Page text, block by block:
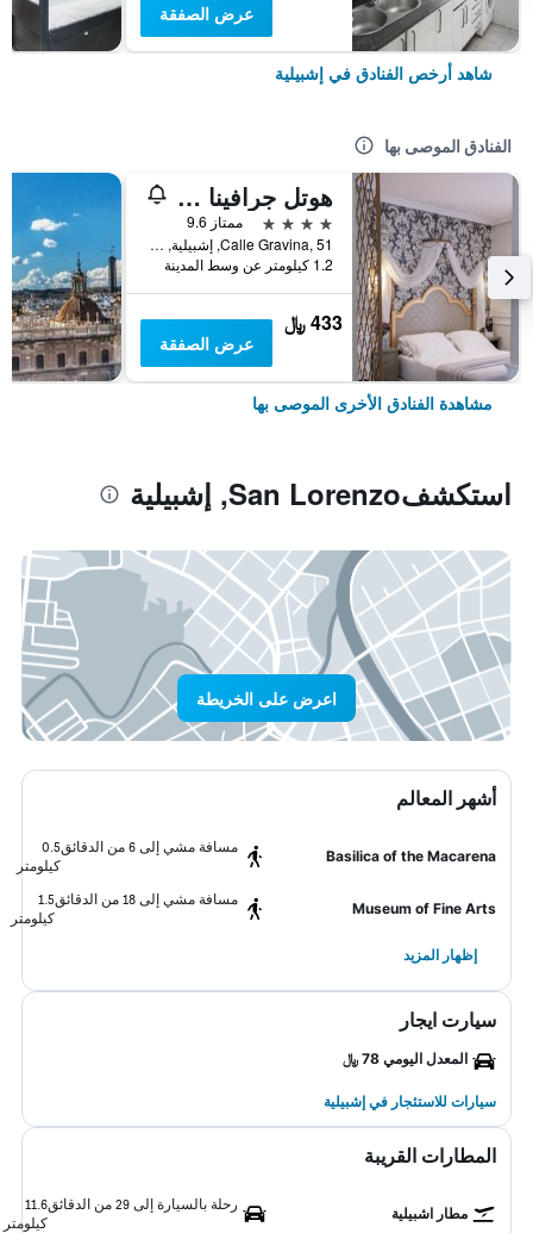
عرض الصفقة
شاهد أرخص الفنادق في إشبيلية
الفنادق الموصى بها
هوتل جرافينا 51
4 نجوم
ممتاز 9.6
Calle Gravina, 51, إشبيلية, منطقة أندلوسيا, أسبانيا
1.2 كيلومتر عن وسط المدينة
433 ﷼
عرض الصفقة
مشاهدة الفنادق الأخرى الموصى بها
استكشفSan Lorenzo, إشبيلية
اعرض على الخريطة
أشهر المعالم
Basilica of the Macarena
مسافة مشي إلى 6 من الدقائق
0.5
كيلومتر
Museum of Fine Arts
مسافة مشي إلى 18 من الدقائق
1.5
كيلومتر
إظهار المزيد
سيارت ايجار
المعدل اليومي 78 ﷼
سيارات للاستئجار في إشبيلية
المطارات القريبة
مطار اشبيلية
رحلة بالسيارة إلى 29 من الدقائق
11.6
كيلومتر